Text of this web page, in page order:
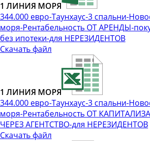
1 ЛИНИЯ МОРЯ
344.000 евро-Таунхаус-3 спальни-
моря-Рентабельность ОТ АРЕНДЫ-
без ипотеки-для НЕРЕЗИДЕНТОВ
Скачать файл
1 ЛИНИЯ МОРЯ
344.000 евро-Таунхаус-3 спальни-
моря-Рентабельность ОТ
ЧЕРЕЗ АГЕНТСТВО-для НЕРЕЗИДЕНТОВ
Скачать файл